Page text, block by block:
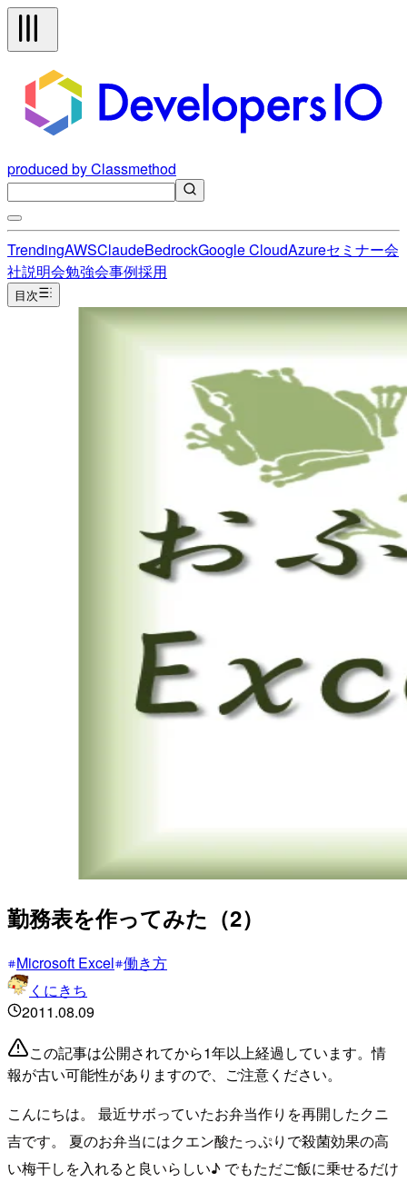
produced by Classmethod
TrendingAWSClaudeBedrockGoogle CloudAzureセミナー会
社説明会勉強会事例採用
目次
勤務表を作ってみた（2）
Microsoft Excel 働き方
くにきち
2011.08.09
この記事は公開されてから1年以上経過しています。情
報が古い可能性がありますので、ご注意ください。
こんにちは。 最近サボっていたお弁当作りを再開したクニ
吉です。 夏のお弁当にはクエン酸たっぷりで殺菌効果の高
い梅干しを入れると良いらしい♪ でもただご飯に乗せるだけ